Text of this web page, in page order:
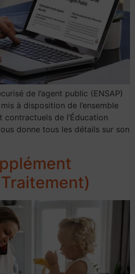
de l’agent public (ENSAP)
à disposition de l’ensemble
de l’Éducation
donne tous les détails sur son